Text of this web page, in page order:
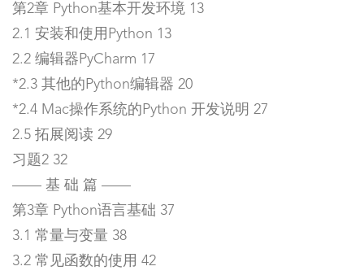
第2章 Python基本开发环境 13
2.1 安装和使用Python 13
2.2 编辑器PyCharm 17
*2.3 其他的Python编辑器 20
*2.4 Mac操作系统的Python 开发说明 27
2.5 拓展阅读 29
习题2 32
—— 基 础 篇 ——
第3章 Python语言基础 37
3.1 常量与变量 38
3.2 常见函数的使用 42